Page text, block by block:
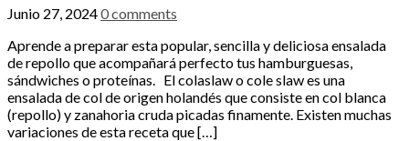
Junio 27, 20240 comments
Aprende a preparar esta popular, sencilla y deliciosa ensalada
de repollo que acompañará perfecto tus hamburguesas,
sándwiches o proteínas. El colaslaw o cole slaw es una
ensalada de col de origen holandés que consiste en col blanca
(repollo) y zanahoria cruda picadas finamente. Existen muchas
variaciones de esta receta que […]